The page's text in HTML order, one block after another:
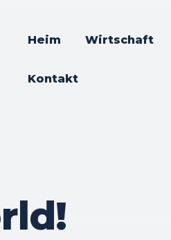
Heim Wirtschaft
Kontakt